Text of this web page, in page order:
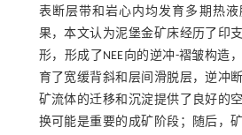
表断层带和岩心内均发育多期热
果，本文认为泥堡金矿床经历了印
形，形成了NEE向的逆冲-褶皱构造
育了宽缓背斜和层间滑脱层，逆冲
矿流体的迁移和沉淀提供了良好的
换可能是重要的成矿阶段；随后，